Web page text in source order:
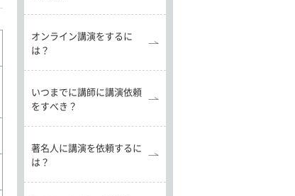
オンライン講演をするに
は？
いつまでに講師に講演依頼
をすべき？
著名人に講演を依頼するに
は？